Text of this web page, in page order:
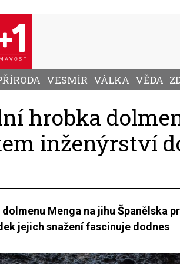
VESMÍR VÁLKA VĚDA
hrobka
inženýrství
Menga na jihu Španělska
jejich snažení fascinuje dodnes